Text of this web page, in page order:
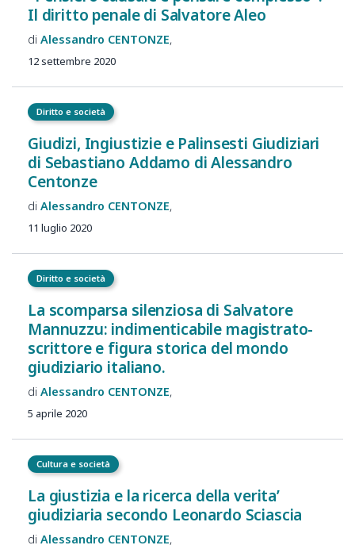
Il diritto penale di Salvatore Aleo
Alessandro CENTONZE
12 settembre 2020
Diritto e società
Giudizi, Ingiustizie e Palinsesti Giudiziari
di Sebastiano Addamo di Alessandro
Centonze
Alessandro CENTONZE
11 luglio 2020
Diritto e società
La scomparsa silenziosa di Salvatore
Mannuzzu: indimenticabile magistrato-
scrittore e figura storica del mondo
giudiziario italiano.
Alessandro CENTONZE
5 aprile 2020
Cultura e società
La giustizia e la ricerca della verita’
giudiziaria secondo Leonardo Sciascia
Alessandro CENTONZE